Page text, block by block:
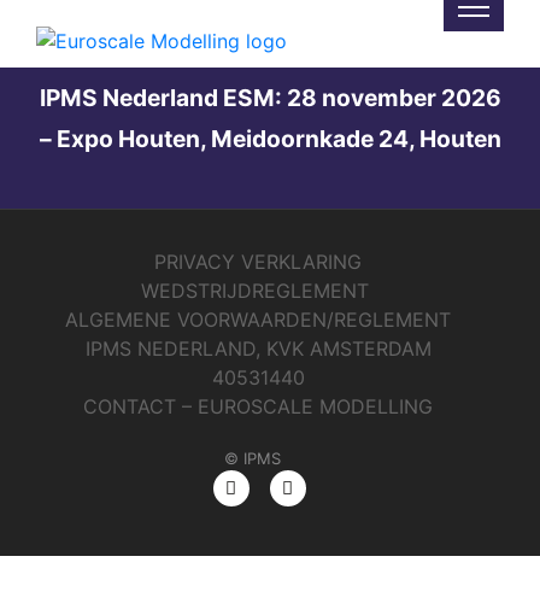
IPMS Nederland ESM: 28 november 2026
– Expo Houten, Meidoornkade 24, Houten
PRIVACY VERKLARING
WEDSTRIJDREGLEMENT
ALGEMENE VOORWAARDEN/REGLEMENT
IPMS NEDERLAND, KVK AMSTERDAM
40531440
CONTACT – EUROSCALE MODELLING
© IPMS